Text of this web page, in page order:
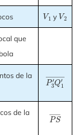
V1
y
V2
que
de la
P3′Q1
de la
PS―